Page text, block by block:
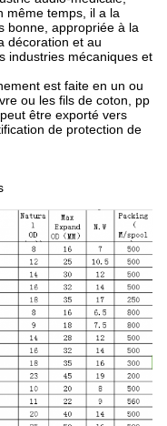
même temps, il a la
bonne, appropriée à la
décoration et au
industries mécaniques et
est faite en un ou
ou les fils de coton, pp
être exporté vers
de protection de